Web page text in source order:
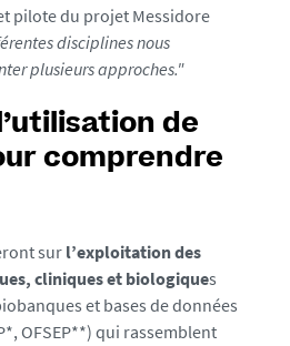
pilote du projet Messidore
disciplines nous
plusieurs approches."
de
comprendre
sur l’exploitation des
cliniques et biologiques
et bases de données
OFSEP**) qui rassemblent